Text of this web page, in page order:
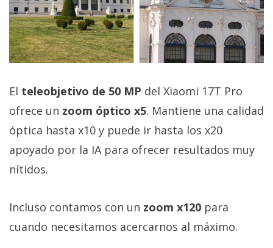
El teleobjetivo de 50 MP del Xiaomi 17T Pro
ofrece un zoom óptico x5. Mantiene una calidad
óptica hasta x10 y puede ir hasta los x20
apoyado por la IA para ofrecer resultados muy
nítidos.
Incluso contamos con un zoom x120 para
cuando necesitamos acercarnos al máximo.